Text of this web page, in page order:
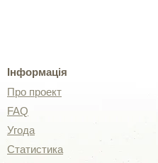
Інформація
Про проект
FAQ
Угода
Статистика